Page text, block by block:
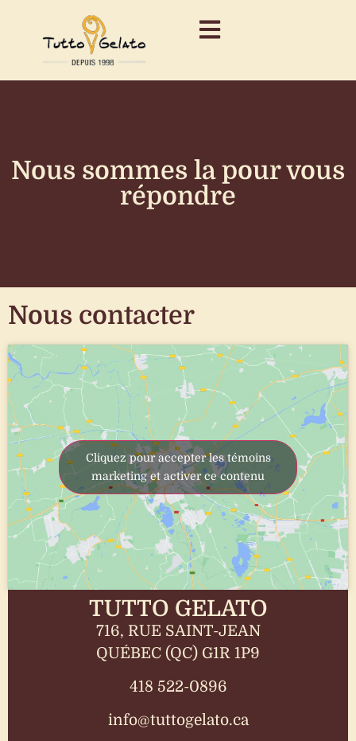
Nous sommes la pour vous
répondre
Nous contacter
Cliquez pour accepter les témoins
marketing et activer ce contenu
TUTTO GELATO
716, RUE SAINT-JEAN
QUÉBEC (QC) G1R 1P9
418 522-0896
info@tuttogelato.ca